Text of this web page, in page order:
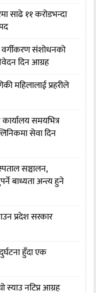
साढे ११ करोडभन्दा
वर्गीकरण संशोधनको
दिन आग्रह
महिलालाई प्रहरीले
समयभित्र
सेवा दिन
सञ्चालन,
बाध्यता अन्त्य हुने
प्रदेश सरकार
हुँदा एक
स्याउ नटिप्न आग्रह